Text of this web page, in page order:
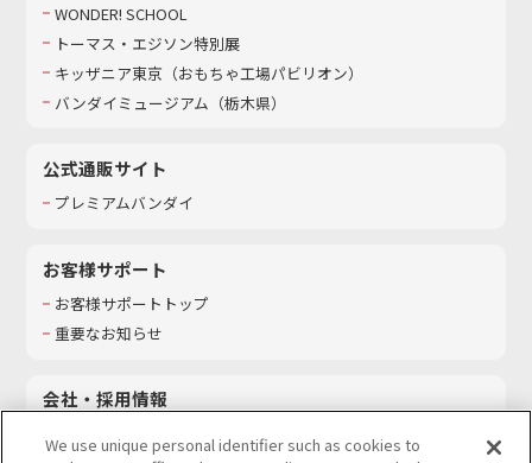
WONDER! SCHOOL
トーマス・エジソン特別展
キッザニア東京（おもちゃ工場パビリオン）​
バンダイミュージアム（栃木県）
公式通販サイト
プレミアムバンダイ
お客様サポート
お客様サポートトップ
重要なお知らせ
会社・採用情報
We use unique personal identifier such as cookies to